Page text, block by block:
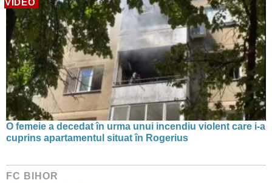
O femeie a decedat în urma unui incendiu violent care i-a
cuprins apartamentul situat în Rogerius
FC BIHOR